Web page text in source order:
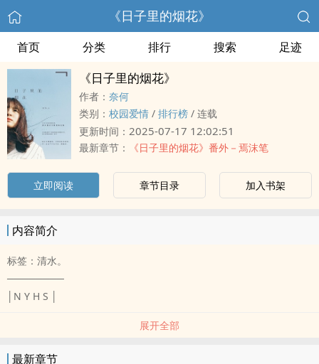
《日子里的烟花》
首页 分类 排行 搜索 足迹
《日子里的烟花》
作者： 奈何
类别： 校园爱情 / 排行榜 / 连载
更新时间： 2025-07-17 12:02:51
最新章节： 《日子里的烟花》番外－焉沫笔
立即阅读 章节目录 加入书架
内容简介
标签：清水。
────────
│N Y H S │
展开全部
最新章节